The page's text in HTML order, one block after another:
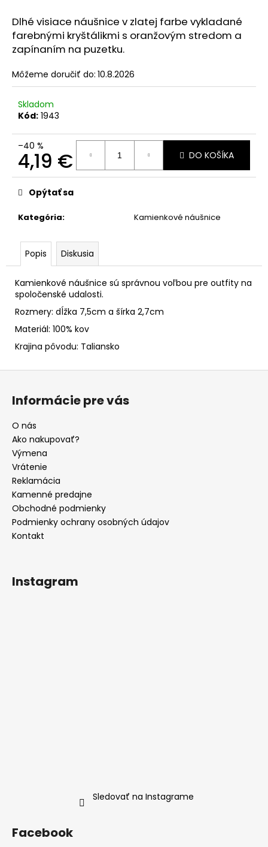
Dlhé visiace náušnice v zlatej farbe vykladané
farebnými kryštálikmi s oranžovým stredom a
zapínaním na puzetku.
Môžeme doručiť do: 10.8.2026
Skladom
Kód: 1943
–40 %
4,19 €
Jednotková
cena:
DO KOŠÍKA
Kategória: Kamienkové náušnice
Opýtať sa
Popis Diskusia
Kamienkové náušnice sú správnou voľbou pre outfity na
spoločenské udalosti.
Rozmery: dĺžka 7,5cm a šírka 2,7cm
Materiál: 100% kov
Krajina pôvodu: Taliansko
a
m
e
Z
Informácie pre vás
O nás
Ako nakupovať?
Výmena
Vrátenie
Reklamácia
Kamenné predajne
Obchodné podmienky
Podmienky ochrany osobných údajov
Kontakt
Instagram
Sledovať na Instagrame
Facebook